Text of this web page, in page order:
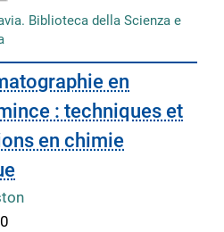
Biblioteca della Scienza e
en
: techniques et
en chimie